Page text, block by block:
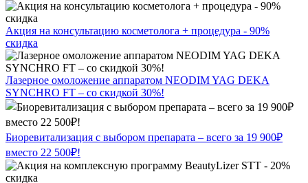
Акция на консультацию косметолога + процедура - 90%
скидка
Лазерное омоложение аппаратом NEODIM YAG DEKA
SYNCHRO FT – со скидкой 30%!
Биоревитализация с выбором препарата – всего за 19 900₽
вместо 22 500₽!